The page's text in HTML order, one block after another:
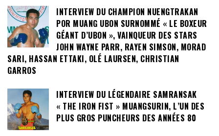
INTERVIEW DU CHAMPION NUENGTRAKAN
POR MUANG UBON SURNOMMÉ « LE BOXEUR
GÉANT D’UBON », VAINQUEUR DES STARS
JOHN WAYNE PARR, RAYEN SIMSON, MORAD
SARI, HASSAN ETTAKI, OLÉ LAURSEN, CHRISTIAN
GARROS
INTERVIEW DU LÉGENDAIRE SAMRANSAK
« THE IRON FIST » MUANGSURIN, L’UN DES
PLUS GROS PUNCHEURS DES ANNÉES 80